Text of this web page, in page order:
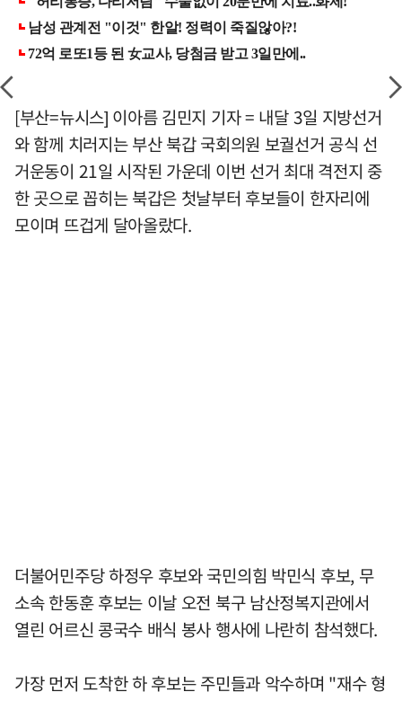
[부산=뉴시스] 이아름 김민지 기자 = 내달 3일 지방선거
와 함께 치러지는 부산 북갑 국회의원 보궐선거 공식 선
거운동이 21일 시작된 가운데 이번 선거 최대 격전지 중
한 곳으로 꼽히는 북갑은 첫날부터 후보들이 한자리에
모이며 뜨겁게 달아올랐다.
더불어민주당 하정우 후보와 국민의힘 박민식 후보, 무
소속 한동훈 후보는 이날 오전 북구 남산정복지관에서
열린 어르신 콩국수 배식 봉사 행사에 나란히 참석했다.
가장 먼저 도착한 하 후보는 주민들과 악수하며 "재수 형